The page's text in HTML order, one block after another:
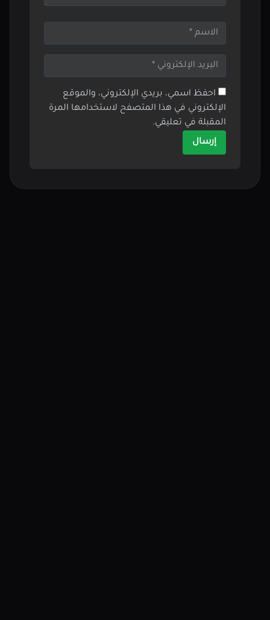
احفظ اسمي، بريدي الإلكتروني، والموقع
الإلكتروني في هذا المتصفح لاستخدامها المرة
المقبلة في تعليقي.